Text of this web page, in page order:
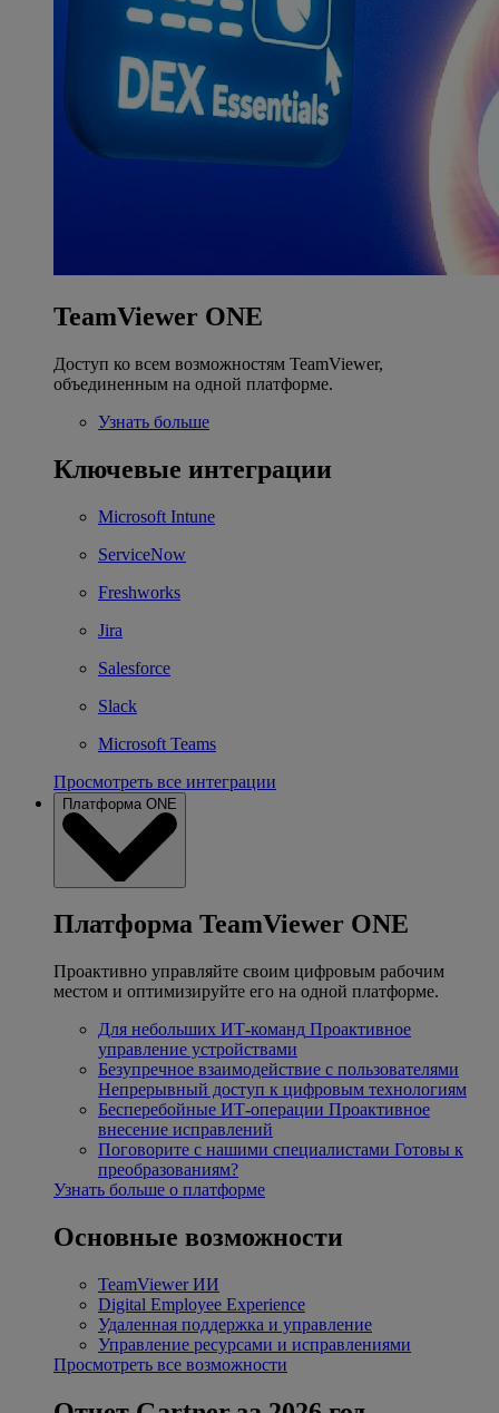
TeamViewer ONE
Доступ ко всем возможностям TeamViewer,
объединенным на одной платформе.
Узнать больше
Ключевые интеграции
Microsoft Intune
ServiceNow
Freshworks
Jira
Salesforce
Slack
Microsoft Teams
Просмотреть все интеграции
Платформа ONE
Платформа TeamViewer ONE
Проактивно управляйте своим цифровым рабочим
местом и оптимизируйте его на одной платформе.
Для небольших ИТ-команд Проактивное
управление устройствами
Безупречное взаимодействие с пользователями
Непрерывный доступ к цифровым технологиям
Бесперебойные ИТ-операции Проактивное
внесение исправлений
Поговорите с нашими специалистами Готовы к
преобразованиям?
Узнать больше о платформе
Основные возможности
TeamViewer ИИ
Digital Employee Experience
Удаленная поддержка и управление
Управление ресурсами и исправлениями
Просмотреть все возможности